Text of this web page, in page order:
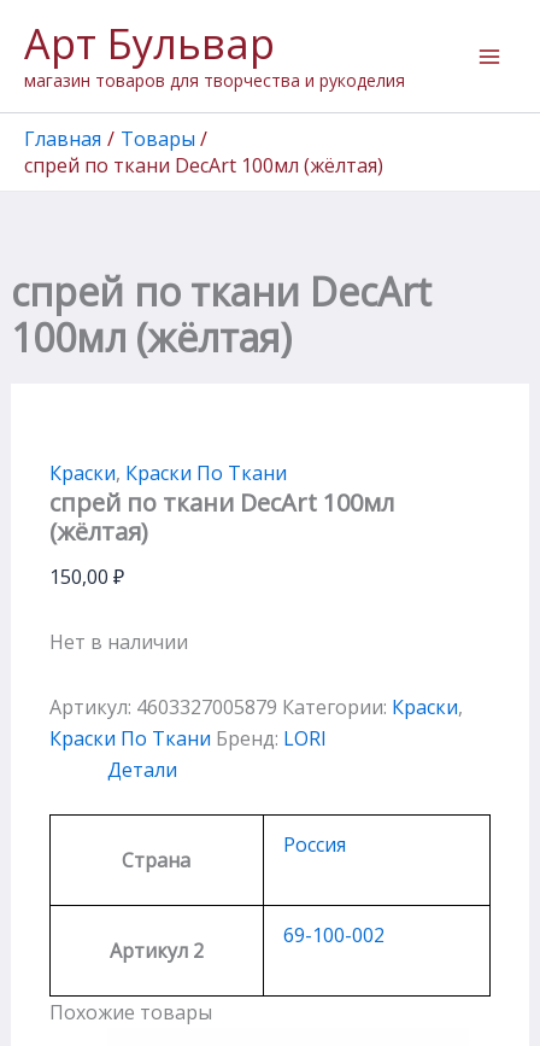
содержимому
Арт Бульвар
магазин товаров для творчества и рукоделия
Главная
Товары
спрей по ткани DecArt 100мл (жёлтая)
спрей по ткани DecArt
100мл (жёлтая)
Краски, Краски По Ткани
спрей по ткани DecArt 100мл
(жёлтая)
150,00 ₽
Нет в наличии
Артикул: 4603327005879 Категории: Краски,
Краски По Ткани Бренд: LORI
Детали
Страна
Россия
Артикул 2
69-100-002
Похожие товары